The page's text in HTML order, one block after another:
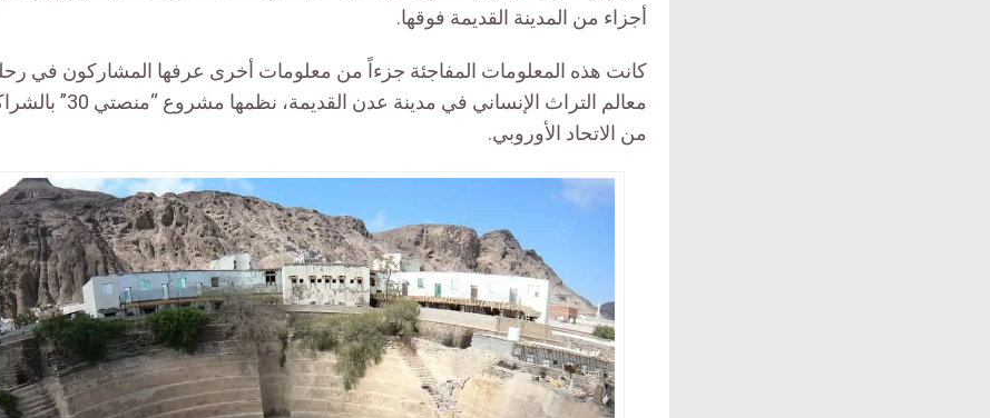
أجزاء من المدينة القديمة فوقها.
كانت هذه المعلومات المفاجئة جزءاً من معلومات أخرى عرفها المشاركون في
معالم التراث الإنساني
من الاتحاد الأوروبي.